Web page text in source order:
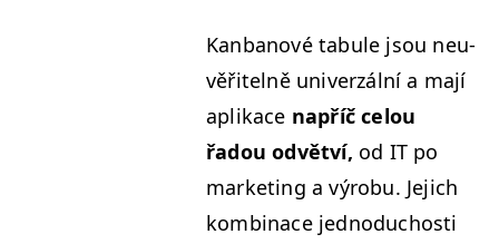
Kan­banové tab­ule jsou neu­
věřitel­ně uni­verzál­ní a mají
aplikace napříč celou
řadou odvětví, od IT po
mar­ket­ing a výrobu. Jejich
kom­bi­nace jednodu­chosti